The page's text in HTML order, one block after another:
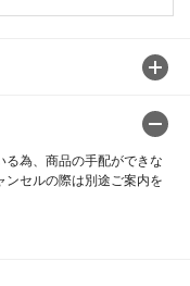
為、商品の手配ができな
ンセルの際は別途ご案内を